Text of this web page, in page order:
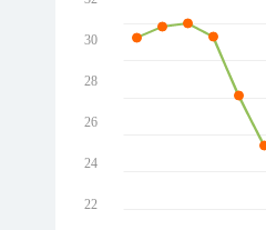
30
28
26
24
22